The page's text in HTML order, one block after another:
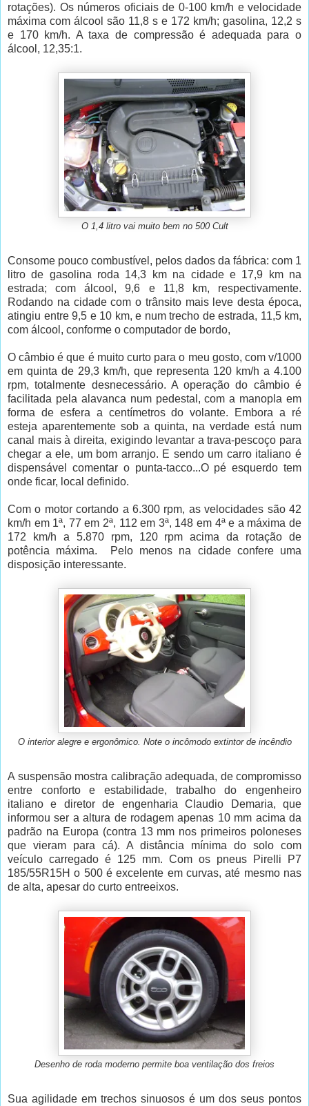
rotações). Os números oficiais de 0-100 km/h e velocidade
máxima com álcool são 11,8 s e 172 km/h; gasolina, 12,2 s
e 170 km/h. A taxa de compressão é adequada para o
álcool, 12,35:1.
O 1,4 litro vai muito bem no 500 Cult
Consome pouco combustível, pelos dados da fábrica: com 1
litro de gasolina roda 14,3 km na cidade e 17,9 km na
estrada; com álcool, 9,6 e 11,8 km, respectivamente.
Rodando na cidade com o trânsito mais leve desta época,
atingiu entre 9,5 e 10 km, e num trecho de estrada, 11,5 km,
com álcool, conforme o computador de bordo,
O câmbio é que é muito curto para o meu gosto, com v/1000
em quinta de 29,3 km/h, que representa 120 km/h a 4.100
rpm, totalmente desnecessário. A operação do câmbio é
facilitada pela alavanca num pedestal, com a manopla em
forma de esfera a centímetros do volante. Embora a ré
esteja aparentemente sob a quinta, na verdade está num
canal mais à direita, exigindo levantar a trava-pescoço para
chegar a ele, um bom arranjo. E sendo um carro italiano é
dispensável comentar o punta-tacco...O pé esquerdo tem
onde ficar, local definido.
Com o motor cortando a 6.300 rpm, as velocidades são 42
km/h em 1ª, 77 em 2ª, 112 em 3ª, 148 em 4ª e a máxima de
172 km/h a 5.870 rpm, 120 rpm acima da rotação de
potência máxima. Pelo menos na cidade confere uma
disposição interessante.
O interior alegre e ergonômico. Note o incômodo extintor de incêndio
A suspensão mostra calibração adequada, de compromisso
entre conforto e estabilidade, trabalho do engenheiro
italiano e diretor de engenharia Claudio Demaria, que
informou ser a altura de rodagem apenas 10 mm acima da
padrão na Europa (contra 13 mm nos primeiros poloneses
que vieram para cá). A distância mínima do solo com
veículo carregado é 125 mm. Com os pneus Pirelli P7
185/55R15H o 500 é excelente em curvas, até mesmo nas
de alta, apesar do curto entreeixos.
Desenho de roda moderno permite boa ventilação dos freios
Sua agilidade em trechos sinuosos é um dos seus pontos